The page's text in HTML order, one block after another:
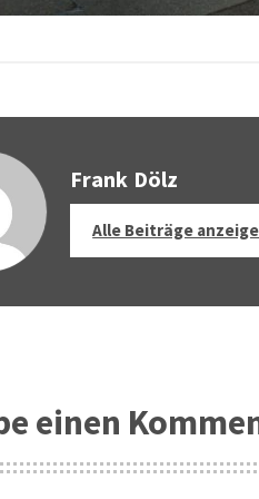
Frank Dölz
Alle Beiträge
einen